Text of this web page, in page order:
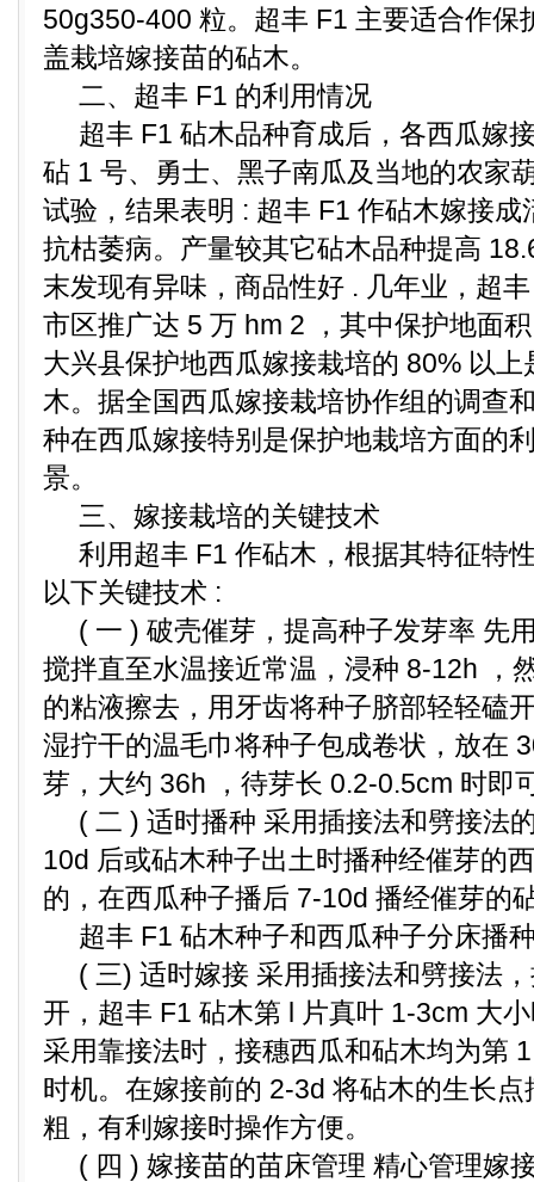
50g350-400 粒。超丰 F1 主要适合作保
盖栽培嫁接苗的砧木。
二、超丰 F1 的利用情况
超丰 F1 砧木品种育成后，各西瓜嫁
砧 1 号、勇士、黑子南瓜及当地的农家
试验，结果表明 : 超丰 F1 作砧木嫁接
抗枯萎病。产量较其它砧木品种提高
末发现有异味，商品性好 . 几年业，超
市区推广达 5 万 hm 2 ，其中保护地面
大兴县保护地西瓜嫁接栽培的 80% 以
木。据全国西瓜嫁接栽培协作组的调查
种在西瓜嫁接特别是保护地栽培方面的
景。
三、嫁接栽培的关键技术
利用超丰 F1 作砧木，根据其特征特
以下关键技术 :
( 一 ) 破壳催芽，提高种子发芽率 先
搅拌直至水温接近常温，浸种 8-12h ，
的粘液擦去，用牙齿将种子脐部轻轻磕
湿拧干的温毛巾将种子包成卷状，放在
芽，大约 36h ，待芽长 0.2-0.5cm 时即
( 二 ) 适时播种 采用插接法和劈接法
10d 后或砧木种子出土时播种经催芽的
的，在西瓜种子播后 7-10d 播经催芽的
超丰 F1 砧木种子和西瓜种子分床播
( 三) 适时嫁接 采用插接法和劈接法
开，超丰 F1 砧木第 l 片真叶 1-3cm 大
采用靠接法时，接穗西瓜和砧木均为第
时机。在嫁接前的 2-3d 将砧木的生长
粗，有利嫁接时操作方便。
( 四 ) 嫁接苗的苗床管理 精心管理嫁